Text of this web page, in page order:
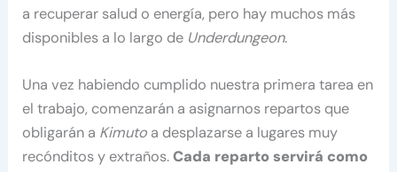
a recuperar salud o energía, pero hay muchos más
disponibles a lo largo de Underdungeon.
Una vez habiendo cumplido nuestra primera tarea en
el trabajo, comenzarán a asignarnos repartos que
obligarán a Kimuto a desplazarse a lugares muy
recónditos y extraños.Cada reparto servirá como